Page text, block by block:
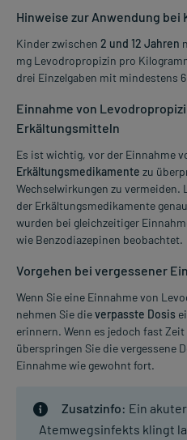
Hinweise zur Anwendung bei
Kinder zwischen 2 und 12 Jahren
mg Levodropropizin pro
drei Einzelgaben mit mindestens
Einnahme von
Erkältungsmitteln
Es ist wichtig, vor der Einnahme
Erkältungsmedikamente zu
Wechselwirkungen zu vermeiden.
der Erkältungsmedikamente
wurden bei gleichzeitiger
wie Benzodiazepinen beobachtet.
Vorgehen bei vergessener
Wenn Sie eine Einnahme von
nehmen Sie dieverpasste Dosis
erinnern. Wenn es jedoch fast
überspringen Sie die vergessene
Einnahme wie gewohnt fort.
Zusatzinfo: Ein
Atemwegsinfekts klingt